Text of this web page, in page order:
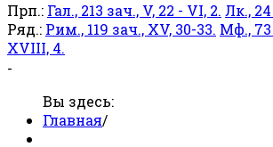
Прп.: Гал., 213 зач., V, 22 - VI, 2. Лк.,
Ряд.: Рим., 119 зач., XV, 30-33. Мф., 73
XVIII, 4.
-
Вы здесь:
Главная/